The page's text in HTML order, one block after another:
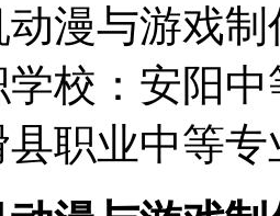
漫与游戏
校：安阳
职业中等